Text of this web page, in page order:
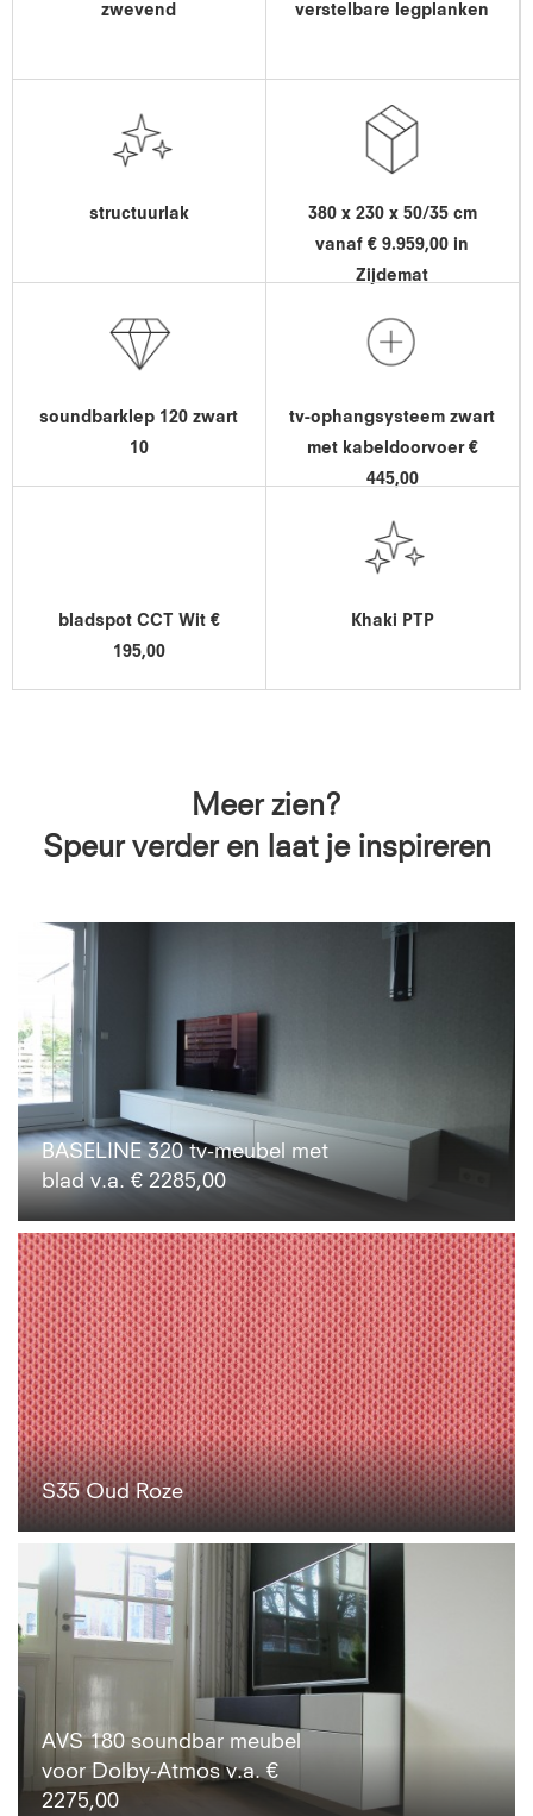
zwevend verstelbare legplanken
structuurlak
380 x 230 x 50/35 cm
vanaf € 9.959,00 in
Zijdemat
soundbarklep 120 zwart
10
tv-ophangsysteem zwart
met kabeldoorvoer €
445,00
bladspot CCT Wit €
195,00
Khaki PTP
Meer zien?
Speur verder en laat je inspireren
BASELINE 320 tv-meubel met
blad v.a. € 2285,00
S35 Oud Roze
AVS 180 soundbar meubel
voor Dolby-Atmos v.a. €
2275,00